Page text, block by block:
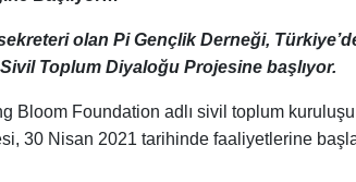
olan Pi Gençlik Derneği,
Toplum Diyaloğu Projesine başlıyor.
Bloom Foundation adlı sivil toplum
30 Nisan 2021 tarihinde faaliyetlerine